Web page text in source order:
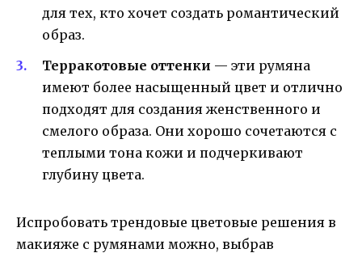
для тех, кто хочет создать романтический
образ.
Терракотовые оттенки — эти румяна
имеют более насыщенный цвет и отлично
подходят для создания женственного и
смелого образа. Они хорошо сочетаются с
теплыми тона кожи и подчеркивают
глубину цвета.
Испробовать трендовые цветовые решения в
макияже с румянами можно, выбрав